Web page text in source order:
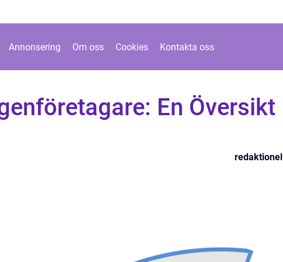
Annonsering Om oss Cookies Kontakta oss
En Översikt
redaktionel